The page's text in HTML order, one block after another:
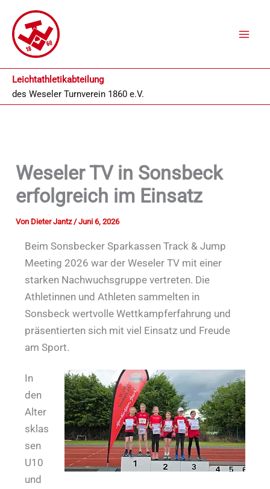
Inhalt
springen
Leichtathletikabteilung
des Weseler Turnverein 1860 e.V.
Weseler TV in Sonsbeck
erfolgreich im Einsatz
Von Dieter Jantz /Juni 6, 2026
Beim Sonsbecker Sparkassen Track & Jump
Meeting 2026 war der Weseler TV mit einer
starken Nachwuchsgruppe vertreten. Die
Athletinnen und Athleten sammelten in
Sonsbeck wertvolle Wettkampferfahrung und
präsentierten sich mit viel Einsatz und Freude
am Sport.
In
den
Alter
sklas
sen
U10
und